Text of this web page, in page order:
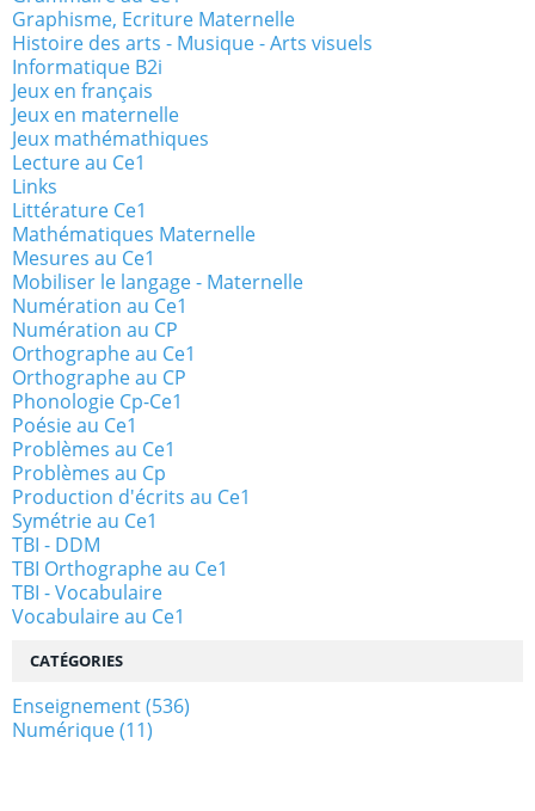
Graphisme, Ecriture Maternelle
Histoire des arts - Musique - Arts visuels
Informatique B2i
Jeux en français
Jeux en maternelle
Jeux mathémathiques
Lecture au Ce1
Links
Littérature Ce1
Mathématiques Maternelle
Mesures au Ce1
Mobiliser le langage - Maternelle
Numération au Ce1
Numération au CP
Orthographe au Ce1
Orthographe au CP
Phonologie Cp-Ce1
Poésie au Ce1
Problèmes au Ce1
Problèmes au Cp
Production d'écrits au Ce1
Symétrie au Ce1
TBI - DDM
TBI Orthographe au Ce1
TBI - Vocabulaire
Vocabulaire au Ce1
CATÉGORIES
Enseignement(536)
Numérique(11)